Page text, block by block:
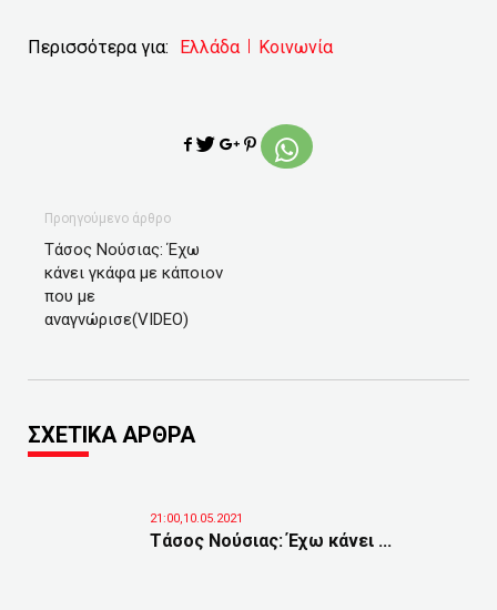
Περισσότερα για: Ελλάδα Κοινωνία
Προηγούμενο άρθρο
Τάσος Νούσιας: Έχω
κάνει γκάφα με κάποιον
που με
αναγνώρισε(VIDEO)
ΣΧΕΤΙΚΑ ΑΡΘΡΑ
21:00,10.05.2021
Τάσος Νούσιας: Έχω κάνει ...